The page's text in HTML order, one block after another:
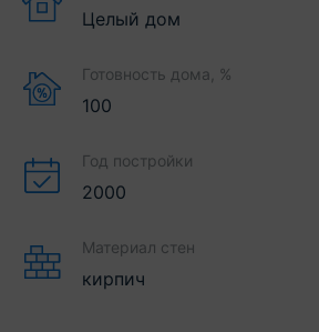
Целый дом
Готовность дома, %
100
Год постройки
2000
Материал стен
кирпич